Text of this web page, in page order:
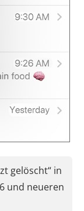
gelöscht“ in
und neueren